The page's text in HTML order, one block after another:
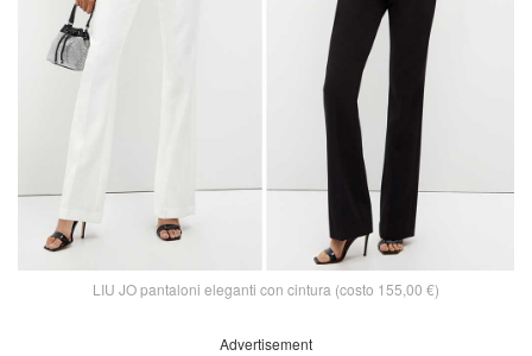
LIU JO pantaloni eleganti con cintura (costo 155,00 €)
Advertisement